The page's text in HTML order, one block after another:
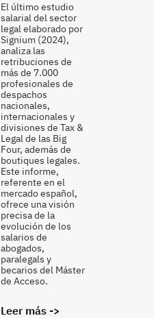
El último estudio
salarial del sector
legal elaborado por
Signium (2024),
analiza las
retribuciones de
más de 7.000
profesionales de
despachos
nacionales,
internacionales y
divisiones de Tax &
Legal de las Big
Four, además de
boutiques legales.
Este informe,
referente en el
mercado español,
ofrece una visión
precisa de la
evolución de los
salarios de
abogados,
paralegals y
becarios del Máster
de Acceso.
Leer más ->